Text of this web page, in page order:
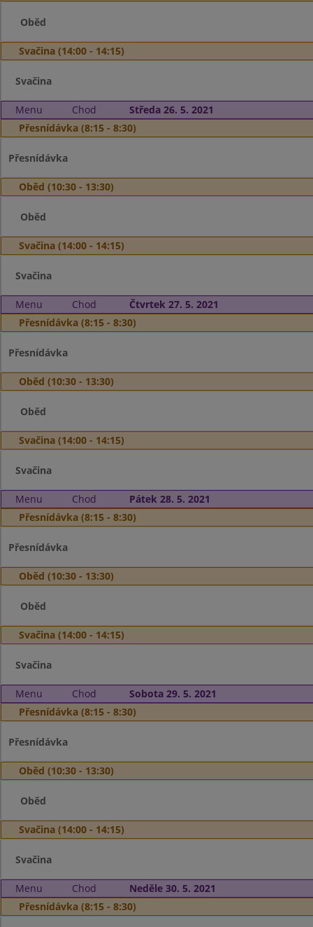
Oběd
Svačina (14:00 - 14:15)
Svačina
Menu Chod
Středa 26. 5. 2021
Přesnídávka (8:15 - 8:30)
Přesnídávka
Oběd (10:30 - 13:30)
Oběd
Svačina (14:00 - 14:15)
Svačina
Menu Chod
Čtvrtek 27. 5. 2021
Přesnídávka (8:15 - 8:30)
Přesnídávka
Oběd (10:30 - 13:30)
Oběd
Svačina (14:00 - 14:15)
Svačina
Menu Chod
Pátek 28. 5. 2021
Přesnídávka (8:15 - 8:30)
Přesnídávka
Oběd (10:30 - 13:30)
Oběd
Svačina (14:00 - 14:15)
Svačina
Menu Chod
Sobota 29. 5. 2021
Přesnídávka (8:15 - 8:30)
Přesnídávka
Oběd (10:30 - 13:30)
Oběd
Svačina (14:00 - 14:15)
Svačina
Menu Chod
Neděle 30. 5. 2021
Přesnídávka (8:15 - 8:30)